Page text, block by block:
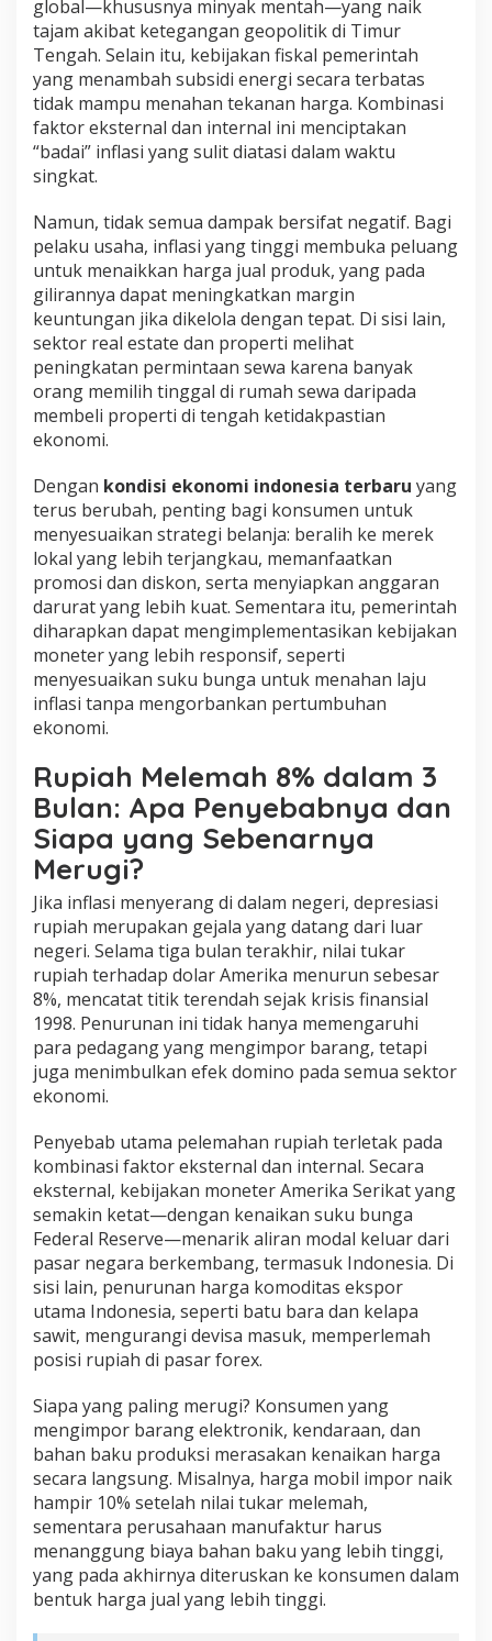
global—khususnya minyak mentah—yang naik
tajam akibat ketegangan geopolitik di Timur
Tengah. Selain itu, kebijakan fiskal pemerintah
yang menambah subsidi energi secara terbatas
tidak mampu menahan tekanan harga. Kombinasi
faktor eksternal dan internal ini menciptakan
“badai” inflasi yang sulit diatasi dalam waktu
singkat.
Namun, tidak semua dampak bersifat negatif. Bagi
pelaku usaha, inflasi yang tinggi membuka peluang
untuk menaikkan harga jual produk, yang pada
gilirannya dapat meningkatkan margin
keuntungan jika dikelola dengan tepat. Di sisi lain,
sektor real estate dan properti melihat
peningkatan permintaan sewa karena banyak
orang memilih tinggal di rumah sewa daripada
membeli properti di tengah ketidakpastian
ekonomi.
Dengan kondisi ekonomi indonesia terbaru yang
terus berubah, penting bagi konsumen untuk
menyesuaikan strategi belanja: beralih ke merek
lokal yang lebih terjangkau, memanfaatkan
promosi dan diskon, serta menyiapkan anggaran
darurat yang lebih kuat. Sementara itu, pemerintah
diharapkan dapat mengimplementasikan kebijakan
moneter yang lebih responsif, seperti
menyesuaikan suku bunga untuk menahan laju
inflasi tanpa mengorbankan pertumbuhan
ekonomi.
Rupiah Melemah 8% dalam 3
Bulan: Apa Penyebabnya dan
Siapa yang Sebenarnya
Merugi?
Jika inflasi menyerang di dalam negeri, depresiasi
rupiah merupakan gejala yang datang dari luar
negeri. Selama tiga bulan terakhir, nilai tukar
rupiah terhadap dolar Amerika menurun sebesar
8%, mencatat titik terendah sejak krisis finansial
1998. Penurunan ini tidak hanya memengaruhi
para pedagang yang mengimpor barang, tetapi
juga menimbulkan efek domino pada semua sektor
ekonomi.
Penyebab utama pelemahan rupiah terletak pada
kombinasi faktor eksternal dan internal. Secara
eksternal, kebijakan moneter Amerika Serikat yang
semakin ketat—dengan kenaikan suku bunga
Federal Reserve—menarik aliran modal keluar dari
pasar negara berkembang, termasuk Indonesia. Di
sisi lain, penurunan harga komoditas ekspor
utama Indonesia, seperti batu bara dan kelapa
sawit, mengurangi devisa masuk, memperlemah
posisi rupiah di pasar forex.
Siapa yang paling merugi? Konsumen yang
mengimpor barang elektronik, kendaraan, dan
bahan baku produksi merasakan kenaikan harga
secara langsung. Misalnya, harga mobil impor naik
hampir 10% setelah nilai tukar melemah,
sementara perusahaan manufaktur harus
menanggung biaya bahan baku yang lebih tinggi,
yang pada akhirnya diteruskan ke konsumen dalam
bentuk harga jual yang lebih tinggi.